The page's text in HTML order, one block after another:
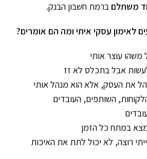
משתלם ברמת חשבון הבנק.
לאימון עסקי איתי ומה הם אומרים?
עוצר אותי
אבל בתכלס לא זז
את העסק, אלא הוא מנהל אותי
השותפים, העובדים
במתח כל הזמן
רוצה, לא יכול לתת את האיכות